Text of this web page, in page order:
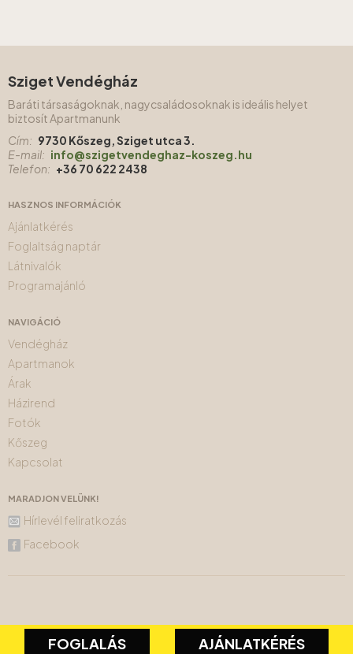
Sziget Vendégház
Baráti társaságoknak, nagycsaládosoknak is ideális helyet
biztosít Apartmanunk
Cím: 9730 Kőszeg, Sziget utca 3.
E-mail: info@szigetvendeghaz-koszeg.hu
Telefon: +36 70 622 2438
HASZNOS INFORMÁCIÓK
Ajánlatkérés
Foglaltság naptár
Látnivalók
Programajánló
NAVIGÁCIÓ
Vendégház
Apartmanok
Árak
Házirend
Fotók
Kőszeg
Kapcsolat
MARADJON VELÜNK!
Hírlevél feliratkozás
Facebook
FOGLALÁS AJÁNLATKÉRÉS